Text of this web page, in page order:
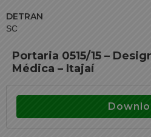
DETRAN
SC
Portaria 0515/15 –
Médica – Itajaí